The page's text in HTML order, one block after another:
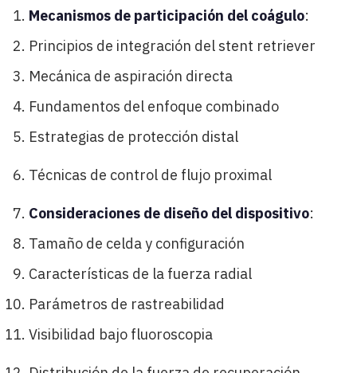
Mecanismos de participación del coágulo:
Principios de integración del stent retriever
Mecánica de aspiración directa
Fundamentos del enfoque combinado
Estrategias de protección distal
Técnicas de control de flujo proximal
Consideraciones de diseño del dispositivo:
Tamaño de celda y configuración
Características de la fuerza radial
Parámetros de rastreabilidad
Visibilidad bajo fluoroscopia